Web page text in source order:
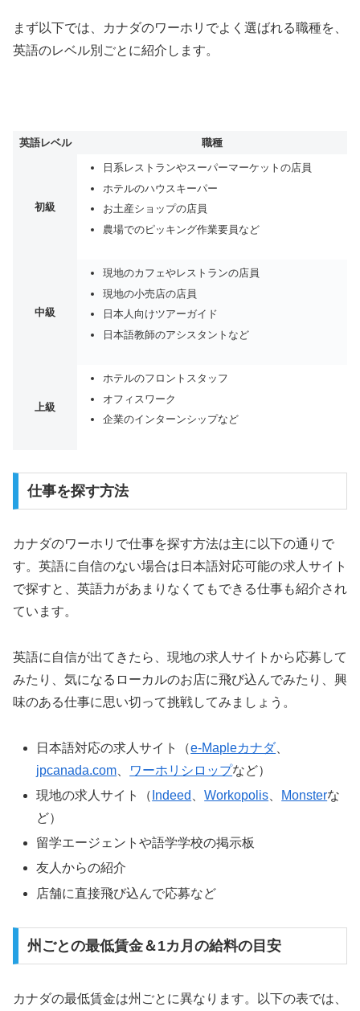
まず以下では、カナダのワーホリでよく選ばれる職種を、
英語のレベル別ごとに紹介します。
英語レベル 職種
初級
日系レストランやスーパーマーケットの店員
ホテルのハウスキーパー
お土産ショップの店員
農場でのピッキング作業要員など
中級
現地のカフェやレストランの店員
現地の小売店の店員
日本人向けツアーガイド
日本語教師のアシスタントなど
上級
ホテルのフロントスタッフ
オフィスワーク
企業のインターンシップなど
仕事を探す方法
カナダのワーホリで仕事を探す方法は主に以下の通りで
す。英語に自信のない場合は日本語対応可能の求人サイト
で探すと、英語力があまりなくてもできる仕事も紹介され
ています。
英語に自信が出てきたら、現地の求人サイトから応募して
みたり、気になるローカルのお店に飛び込んでみたり、興
味のある仕事に思い切って挑戦してみましょう。
日本語対応の求人サイト（e-Mapleカナダ、
jpcanada.com
ワーホリシロップなど）
現地の求人サイト（ Indeed 、Workopolis Monsterな
ど）
留学エージェントや語学学校の掲示板
友人からの紹介
店舗に直接飛び込んで応募など
州ごとの最低賃金＆1カ月の給料の目安
カナダの最低賃金は州ごとに異なります。以下の表では、